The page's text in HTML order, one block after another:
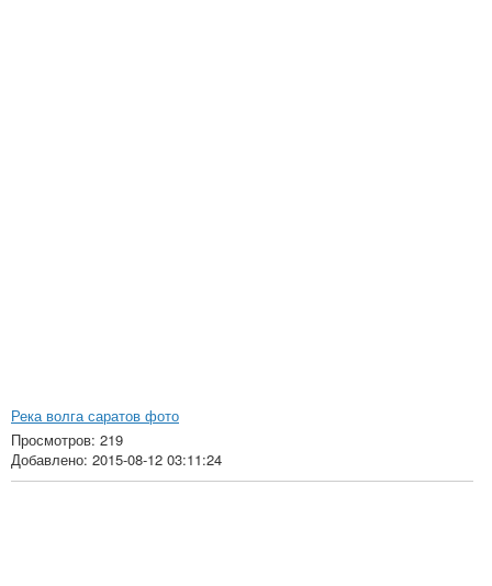
Река волга саратов фото
Просмотров: 219
Добавлено: 2015-08-12 03:11:24